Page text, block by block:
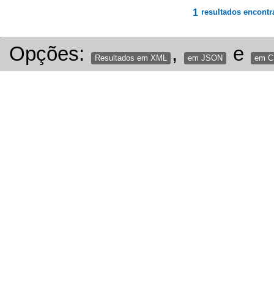
1 resultados
Opções: Resultados em XML , em JSON e em